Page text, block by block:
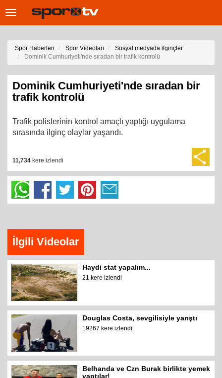
Toggle
Spor Haberleri Spor Videoları
Sosyal medyada ilginçler
Dominik Cumhuriyeti'nde sıradan bir trafik kontrolü
Dominik Cumhuriyeti'nde sıradan bir
trafik kontrolü
Trafik polislerinin kontrol amaçlı yaptığı uygulama
sırasında ilginç olaylar yaşandı.
11,734 kere izlendi
İlgili Videolar
Haydi stat yapalım...
21 kere izlendi
Douglas Costa, sevgilisiyle yarıştı
19267 kere izlendi
Belhanda ve Czn Burak birlikte yemek
yaptılar!